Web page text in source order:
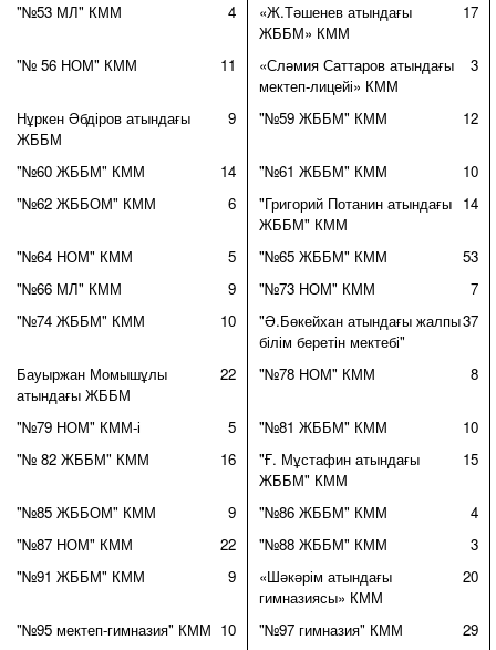
"№53 МЛ" КММ
4
«Ж.Тәшенев атындағы
ЖББМ» КММ
17
"№ 56 НОМ" КММ 11
«Сләмия Саттаров атындағы
мектеп-лицейі» КММ
3
Нұркен Әбдіров атындағы
ЖББМ
9 "№59 ЖББМ" КММ 12
"№60 ЖББМ" КММ 14 "№61 ЖББМ" КММ
10
"№62 ЖББОМ" КММ
6
"Григорий Потанин атындағы
ЖББМ" КММ
14
"№64 НОМ" КММ 5 "№65 ЖББМ" КММ
53
"№66 МЛ" КММ
9 "№73 НОМ" КММ
7
"№74 ЖББМ" КММ
10
"Ә.Бөкейхан атындағы жалпы
білім беретін мектебі"
37
Бауыржан Момышұлы
атындағы ЖББМ
22 "№78 НОМ" КММ 8
"№79 НОМ" КММ-і 5 "№81 ЖББМ" КММ
10
"№ 82 ЖББМ" КММ
16
"Ғ. Мұстафин атындағы
ЖББМ" КММ
15
"№85 ЖББОМ" КММ 9 "№86 ЖББМ" КММ
4
"№87 НОМ" КММ
22 "№88 ЖББМ" КММ
3
"№91 ЖББМ" КММ
9
«Шәкәрім атындағы
гимназиясы» КММ
20
"№95 мектеп-гимназия" КММ 10 "№97 гимназия" КММ
29